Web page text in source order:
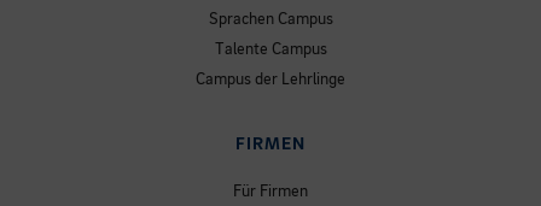
Sprachen Campus
Talente Campus
Campus der Lehrlinge
FIRMEN
Für Firmen